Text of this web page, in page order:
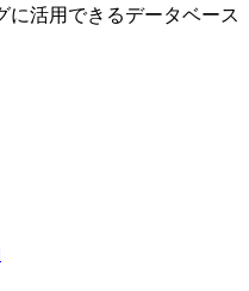
に活用できるデータベース